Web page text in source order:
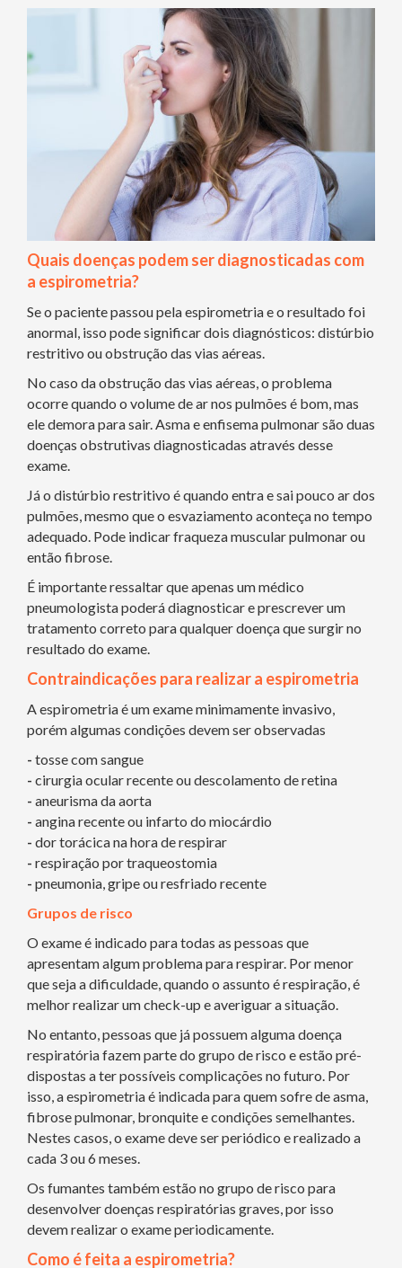
Quais doenças podem ser diagnosticadas com
a espirometria?
Se o paciente passou pela espirometria e o resultado foi
anormal, isso pode significar dois diagnósticos: distúrbio
restritivo ou obstrução das vias aéreas.
No caso da obstrução das vias aéreas, o problema
ocorre quando o volume de ar nos pulmões é bom, mas
ele demora para sair. Asma e enfisema pulmonar são duas
doenças obstrutivas diagnosticadas através desse
exame.
Já o distúrbio restritivo é quando entra e sai pouco ar dos
pulmões, mesmo que o esvaziamento aconteça no tempo
adequado. Pode indicar fraqueza muscular pulmonar ou
então fibrose.
É importante ressaltar que apenas um médico
pneumologista poderá diagnosticar e prescrever um
tratamento correto para qualquer doença que surgir no
resultado do exame.
Contraindicações para realizar a espirometria
A espirometria é um exame minimamente invasivo,
porém algumas condições devem ser observadas
- tosse com sangue
- cirurgia ocular recente ou descolamento de retina
- aneurisma da aorta
- angina recente ou infarto do miocárdio
- dor torácica na hora de respirar
- respiração por traqueostomia
- pneumonia, gripe ou resfriado recente
Grupos de risco
O exame é indicado para todas as pessoas que
apresentam algum problema para respirar. Por menor
que seja a dificuldade, quando o assunto é respiração, é
melhor realizar um check-up e averiguar a situação.
No entanto, pessoas que já possuem alguma doença
respiratória fazem parte do grupo de risco e estão pré-
dispostas a ter possíveis complicações no futuro. Por
isso, a espirometria é indicada para quem sofre de asma,
fibrose pulmonar, bronquite e condições semelhantes.
Nestes casos, o exame deve ser periódico e realizado a
cada 3 ou 6 meses.
Os fumantes também estão no grupo de risco para
desenvolver doenças respiratórias graves, por isso
devem realizar o exame periodicamente.
Como é feita a espirometria?